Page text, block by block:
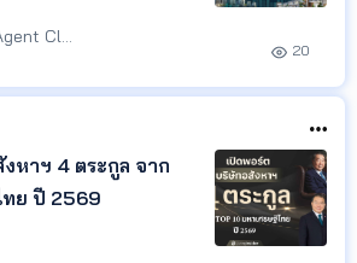
LivingInsider พร้อม
ข้าใจพฤติกรรมผู้
ศทางตลาด
ที่เดียว
บรรณาธิการ Agent Club
20
หาฯ 4 ตระกูล จาก
ทย ปี 2569